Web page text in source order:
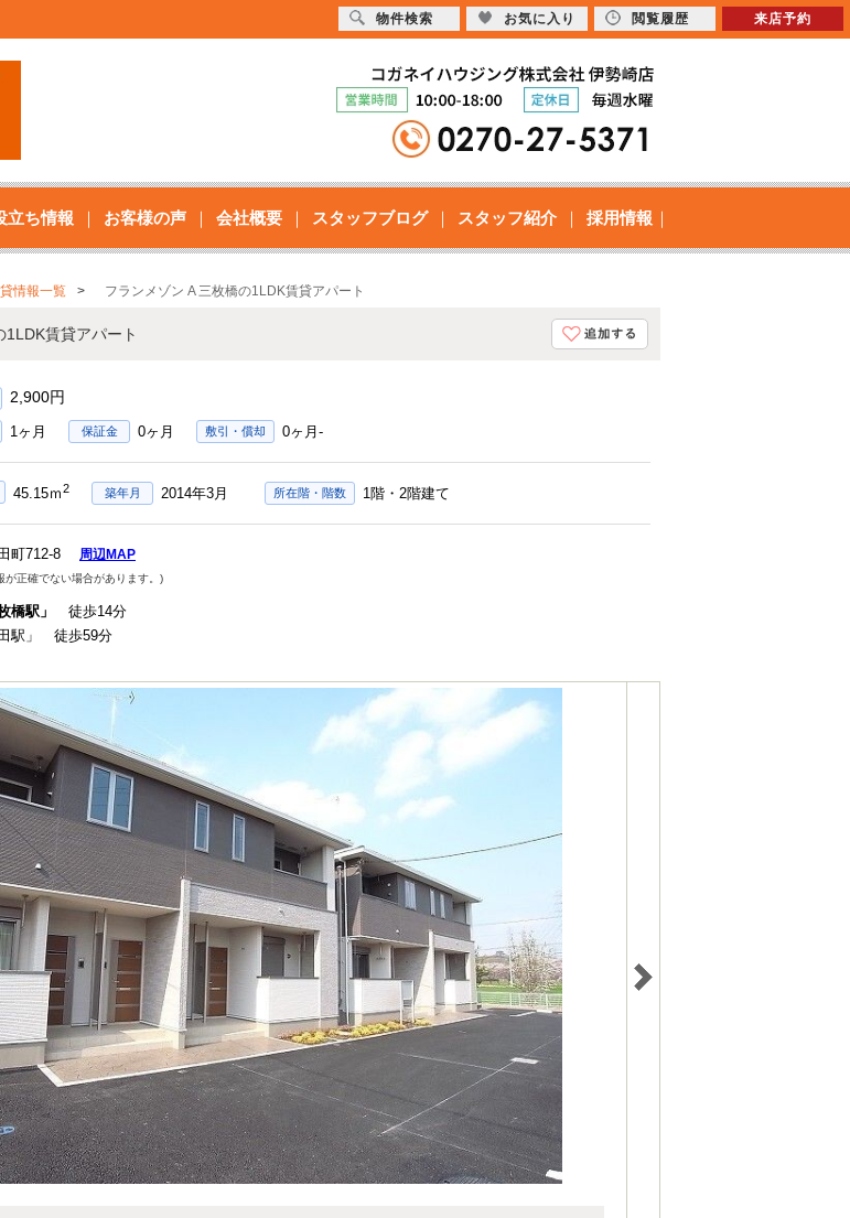
立ち情報 お客様の声 会社概要 スタッフブログ スタッフ紹介 採用情報
情報一覧 フランメゾン A 三枚橋の1LDK賃貸アパート
賃貸アパート
2,900円
1ヶ月 保証金 0ヶ月 敷引・償却 0ヶ月-
45.15ｍ2 築年月 2014年3月 所在階・階数 1階・2階建て
町712-8 周辺MAP
が正確でない場合があります。)
橋駅」
徒歩14分
駅」 徒歩59分
物件検索 お気に入り 閲覧履歴 来店予約